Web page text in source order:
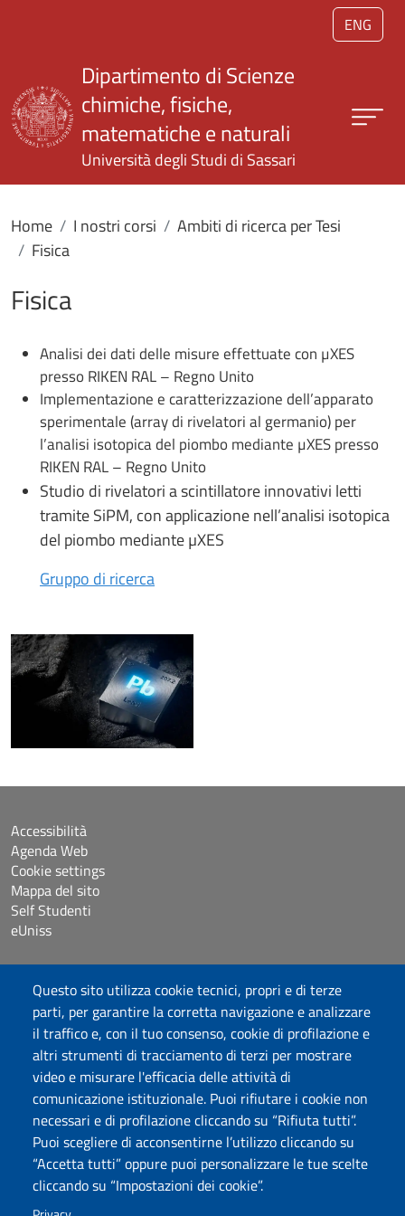
Salta al contenuto principale
ENG
Questo sito utilizza cookie tecnici, propri e di terze
parti, per garantire la corretta navigazione e analizzare
il traffico e, con il tuo consenso, cookie di profilazione e
altri strumenti di tracciamento di terzi per mostrare
video e misurare l'efficacia delle attività di
comunicazione istituzionale. Puoi rifiutare i cookie non
necessari e di profilazione cliccando su “Rifiuta tutti”.
Puoi scegliere di acconsentirne l’utilizzo cliccando su
“Accetta tutti” oppure puoi personalizzare le tue scelte
cliccando su “Impostazioni dei cookie”.
Dipartimento di Scienze
chimiche, fisiche,
matematiche e naturali
Università degli Studi di Sassari
Home I nostri corsi
Ambiti di ricerca per Tesi
Fisica
Fisica
Analisi dei dati delle misure effettuate con µXES
presso RIKEN RAL – Regno Unito
Implementazione e caratterizzazione dell’apparato
sperimentale (array di rivelatori al germanio) per
l’analisi isotopica del piombo mediante µXES presso
RIKEN RAL – Regno Unito
Studio di rivelatori a scintillatore innovativi letti
tramite SiPM, con applicazione nell’analisi isotopica
del piombo mediante µXES
Gruppo di ricerca
Università degli Studi di Sassari
Dipartimento di Scienze chimiche, fisiche, matematiche e
naturali
Via Vienna 2, 07100 Sassari
Tel./Fax: +39 079 229535/+39 079 228625
Accessibilità
Agenda Web
Cookie settings
Mappa del sito
Self Studenti
eUniss
Dichiarazione di accessibilità
Posta elettronica @uniss.it
Protocollo
Seguici su